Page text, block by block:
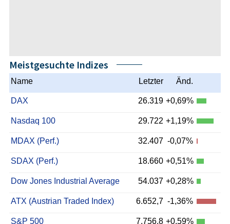
Meistgesuchte Indizes
Name Letzter Änd.
DAX 26.319 +0,69%
Nasdaq 100 29.722 +1,19%
MDAX (Perf.) 32.407 -0,07%
SDAX (Perf.) 18.660 +0,51%
Dow Jones Industrial Average 54.037 +0,28%
ATX (Austrian Traded Index) 6.652,7 -1,36%
S&P 500 7.756,8 +0,59%